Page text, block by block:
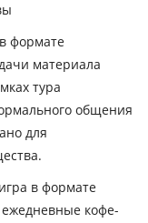
формате
материала
тура
общения
для
в формате
кофе-